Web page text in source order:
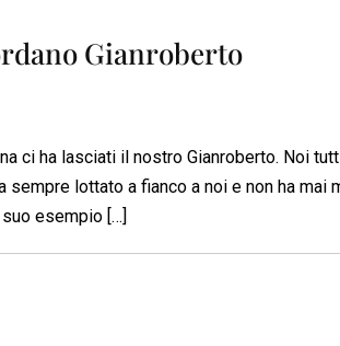
Gianroberto
ci ha lasciati il nostro Gianroberto. Noi
lottato a fianco a noi e non ha mai
esempio […]